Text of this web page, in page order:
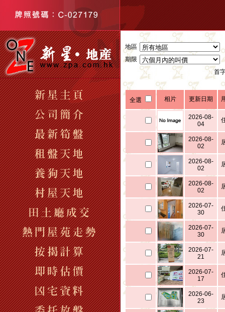
地區
期限
首
全選 相片 更新日期
2026-08-
04
2026-08-
02
2026-08-
02
2026-08-
02
2026-07-
30
2026-07-
30
2026-07-
21
2026-07-
17
2026-06-
23